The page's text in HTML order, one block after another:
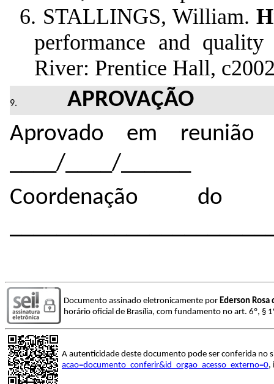
6. STALLINGS, William.
performance and
River: Prentice Hall,
APROVAÇÃO
Aprovado em reunião
____/____/______
Coordenação do
Documento assinado eletronicamente por Ederson Rosa
horário oficial de Brasília, com fundamento no art. 6º, §
A autenticidade deste documento pode ser conferida no
acao=documento_conferir&id_orgao_acesso_externo=0,